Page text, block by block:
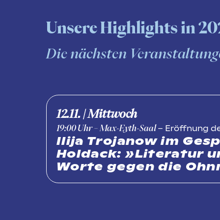
Unsere Highlights in
Die nächsten
12.11. | Mittwoch
19:00 Uhr– Max-Eyth-Saal – Eröffnung
Ilija Trojanow im
Holdack: »Literatur
Worte gegen die